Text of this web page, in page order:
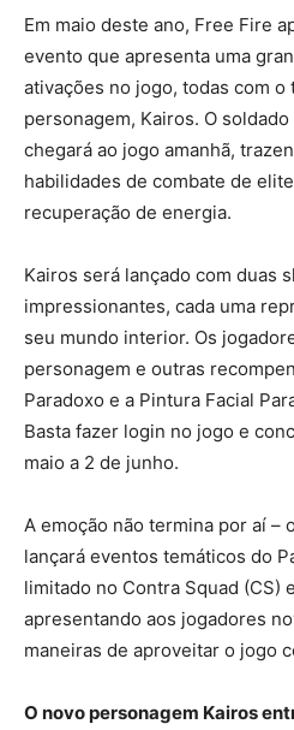
Em maio deste ano, Free Fire
evento que apresenta uma
ativações no jogo, todas com o
personagem, Kairos. O
chegará ao jogo amanhã,
habilidades de combate de
recuperação de energia.
Kairos será lançado com duas
impressionantes, cada uma
seu mundo interior. Os
personagem e outras
Paradoxo e a Pintura Facial
Basta fazer login no jogo e
maio a 2 de junho.
A emoção não termina por aí –
lançará eventos temáticos do
limitado no Contra Squad (CS)
apresentando aos jogadores
maneiras de aproveitar o jogo
O novo personagem Kairos